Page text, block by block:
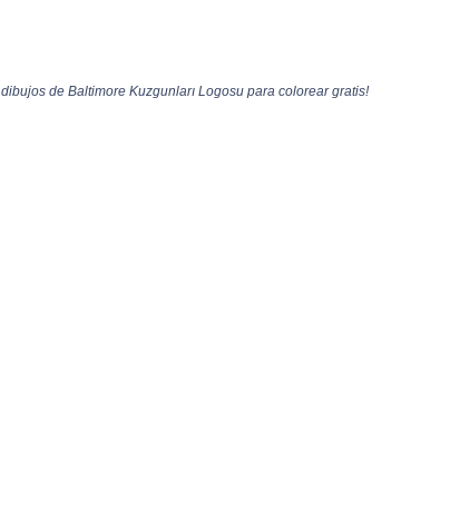
de Baltimore Kuzgunları Logosu para colorear gratis!